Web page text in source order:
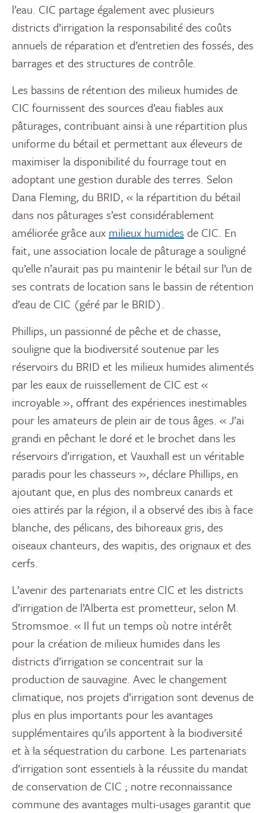
l’eau. CIC partage également avec plusieurs
districts d’irrigation la responsabilité des coûts
annuels de réparation et d’entretien des fossés, des
barrages et des structures de contrôle.
Les bassins de rétention des milieux humides de
CIC fournissent des sources d’eau fiables aux
pâturages, contribuant ainsi à une répartition plus
uniforme du bétail et permettant aux éleveurs de
maximiser la disponibilité du fourrage tout en
adoptant une gestion durable des terres. Selon
Dana Fleming, du BRID, « la répartition du bétail
dans nos pâturages s’est considérablement
améliorée grâce aux milieux humides de CIC. En
fait, une association locale de pâturage a souligné
qu’elle n’aurait pas pu maintenir le bétail sur l’un de
ses contrats de location sans le bassin de rétention
d’eau de CIC (géré par le BRID).
Phillips, un passionné de pêche et de chasse,
souligne que la biodiversité soutenue par les
réservoirs du BRID et les milieux humides alimentés
par les eaux de ruissellement de CIC est «
incroyable », offrant des expériences inestimables
pour les amateurs de plein air de tous âges. « J’ai
grandi en pêchant le doré et le brochet dans les
réservoirs d’irrigation, et Vauxhall est un véritable
paradis pour les chasseurs », déclare Phillips, en
ajoutant que, en plus des nombreux canards et
oies attirés par la région, il a observé des ibis à face
blanche, des pélicans, des bihoreaux gris, des
oiseaux chanteurs, des wapitis, des orignaux et des
cerfs.
L’avenir des partenariats entre CIC et les districts
d’irrigation de l’Alberta est prometteur, selon M.
Stromsmoe. « Il fut un temps où notre intérêt
pour la création de milieux humides dans les
districts d’irrigation se concentrait sur la
production de sauvagine. Avec le changement
climatique, nos projets d’irrigation sont devenus de
plus en plus importants pour les avantages
supplémentaires qu’ils apportent à la biodiversité
et à la séquestration du carbone. Les partenariats
d’irrigation sont essentiels à la réussite du mandat
de conservation de CIC ; notre reconnaissance
commune des avantages multi-usages garantit que